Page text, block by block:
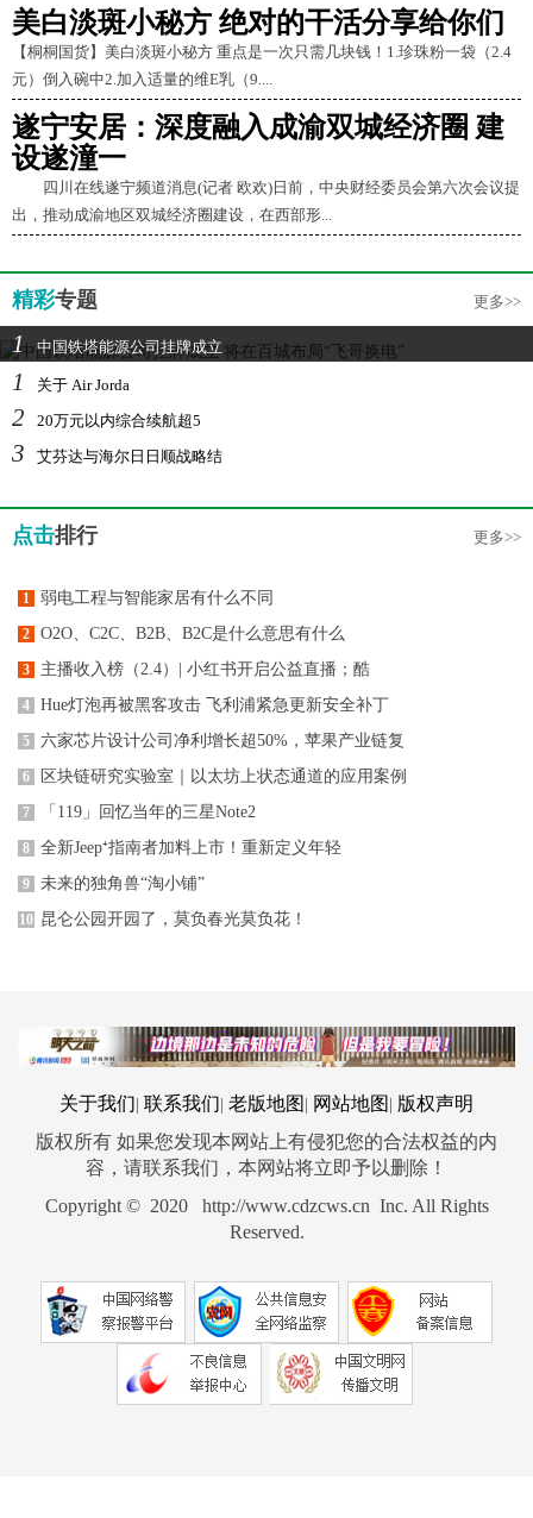
美白淡斑小秘方 绝对的干活分享给你们
【桐桐国货】美白淡斑小秘方 重点是一次只需几块钱！1.珍珠粉一袋（2.4
元）倒入碗中2.加入适量的维E乳（9....
遂宁安居：深度融入成渝双城经济圈 建
设遂潼一
四川在线遂宁频道消息(记者 欧欢)日前，中央财经委员会第六次会议提
出，推动成渝地区双城经济圈建设，在西部形...
精彩专题 更多>>
1 中国铁塔能源公司挂牌成立
1 关于 Air Jorda
2 20万元以内综合续航超5
3 艾芬达与海尔日日顺战略结
点击排行 更多>>
1 弱电工程与智能家居有什么不同
2 O2O、C2C、B2B、B2C是什么意思有什么
3 主播收入榜（2.4）| 小红书开启公益直播；酷
4 Hue灯泡再被黑客攻击 飞利浦紧急更新安全补丁
5 六家芯片设计公司净利增长超50%，苹果产业链复
6 区块链研究实验室｜以太坊上状态通道的应用案例
7 「119」回忆当年的三星Note2
8 全新Jeep⁺指南者加料上市！重新定义年轻
9 未来的独角兽“淘小铺”
10 昆仑公园开园了，莫负春光莫负花！
关于我们 联系我们 老版地图 网站地图
版权声明
版权所有 如果您发现本网站上有侵犯您的合法权益的内
容，请联系我们，本网站将立即予以删除！
Copyright © 2020 http://www.cdzcws.cn Inc. All Rights
Reserved.